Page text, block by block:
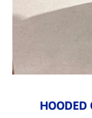
HOODED